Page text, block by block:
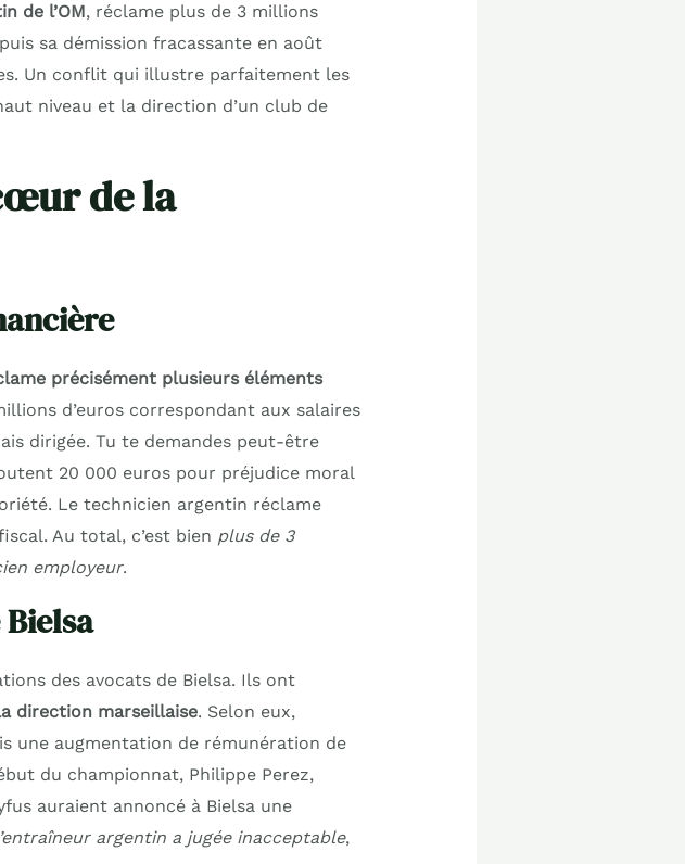
de l’OM, réclame plus de 3 millions
sa démission fracassante en août
Un conflit qui illustre parfaitement les
niveau et la direction d’un club de
de la
précisément plusieurs éléments
d’euros correspondant aux salaires
dirigée. Tu te demandes peut-être
20 000 euros pour préjudice moral
Le technicien argentin réclame
Au total, c’est bien plus de 3
employeur.
des avocats de Bielsa. Ils ont
direction marseillaise. Selon eux,
une augmentation de rémunération de
du championnat, Philippe Perez,
auraient annoncé à Bielsa une
argentin a jugée inacceptable,